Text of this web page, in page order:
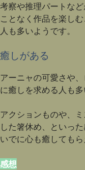
考察や推理パートな
ことなく作品を楽し
人も多いようです。
癒しがある
アーニャの可愛さや
に癒しを求める人も多
アクションものや、
した箸休め、といっ
いでに心も癒してもら
感想